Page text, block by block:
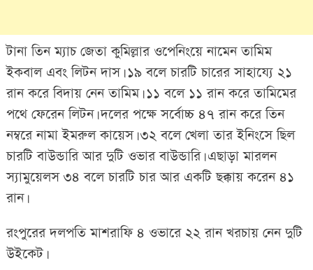
টানা তিন ম্যাচ জেতা কুমিল্লার ওপেনিংয়ে নামেন তামিম
ইকবাল এবং লিটন দাস। ১৯ বলে চারটি চারের সাহায্যে ২১
রান করে বিদায় নেন তামিম। ১১ বলে ১১ রান করে তামিমের
পথে ফেরেন লিটন। দলের পক্ষে সর্বোচ্চ ৪৭ রান করে তিন
নম্বরে নামা ইমরুল কায়েস। ৩২ বলে খেলা তার ইনিংসে ছিল
চারটি বাউন্ডারি আর দুটি ওভার বাউন্ডারি। এছাড়া মারলন
স্যামুয়েলস ৩৪ বলে চারটি চার আর একটি ছক্কায় করেন ৪১
রান।
রংপুরের দলপতি মাশরাফি ৪ ওভারে ২২ রান খরচায় নেন দুটি
উইকেট।